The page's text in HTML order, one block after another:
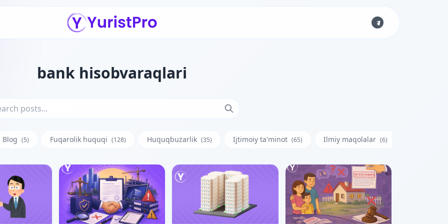
bank hisobvaraqlari
Blog (5) Fuqarolik huquqi (128) Huquqbuzarlik (35) Ijtimoiy ta'minot (65) Ilmiy maqolalar (6)